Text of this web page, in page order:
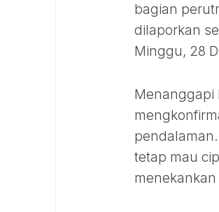
bagian
dilaporkan
Minggu, 28
Menanggapi
tetap mau